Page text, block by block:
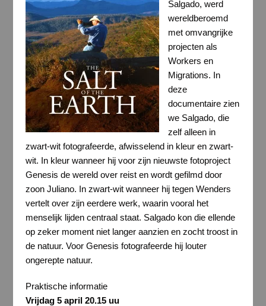
Salgado, werd
wereldberoemd
met omvangrijke
projecten als
Workers en
Migrations. In
deze
documentaire zien
we Salgado, die
zelf alleen in
zwart-wit fotografeerde, afwisselend in kleur en zwart-
wit. In kleur wanneer hij voor zijn nieuwste fotoproject
Genesis de wereld over reist en wordt gefilmd door
zoon Juliano. In zwart-wit wanneer hij tegen Wenders
vertelt over zijn eerdere werk, waarin vooral het
menselijk lijden centraal staat. Salgado kon die ellende
op zeker moment niet langer aanzien en zocht troost in
de natuur. Voor Genesis fotografeerde hij louter
ongerepte natuur.
Praktische informatie
Vrijdag 5 april 20.15 uu